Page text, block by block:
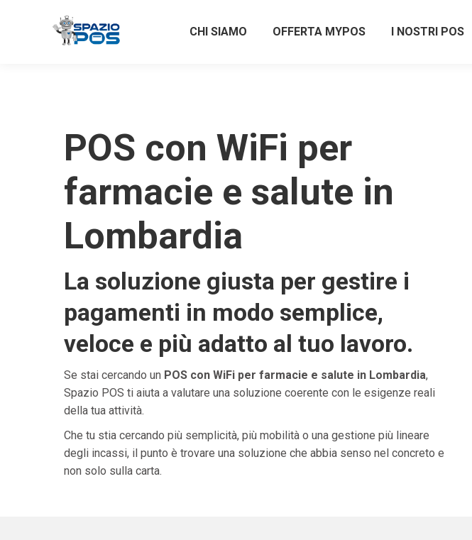
CHI SIAMO OFFERTA MYPOS I NOSTRI POS
POS con WiFi per
farmacie e salute in
Lombardia
La soluzione giusta per gestire i
pagamenti in modo semplice,
veloce e più adatto al tuo lavoro.
Se stai cercando un POS con WiFi per farmacie e salute in Lombardia,
Spazio POS ti aiuta a valutare una soluzione coerente con le esigenze reali
della tua attività.
Che tu stia cercando più semplicità, più mobilità o una gestione più lineare
degli incassi, il punto è trovare una soluzione che abbia senso nel concreto e
non solo sulla carta.